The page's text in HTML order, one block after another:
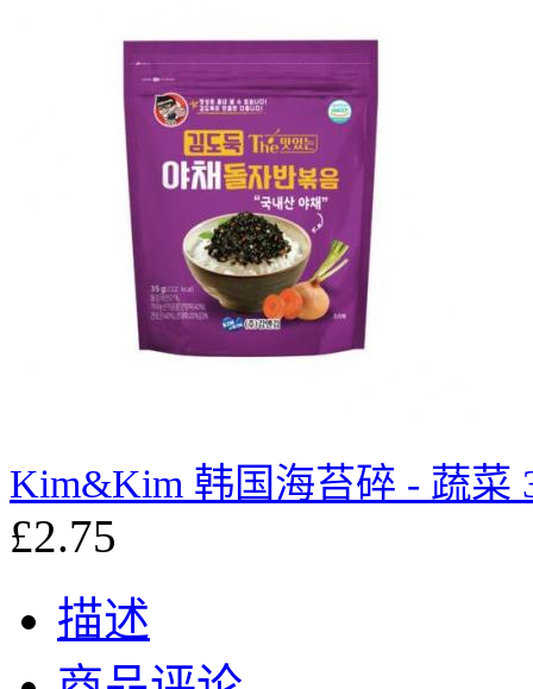
Kim&Kim 韩国海苔碎 - 蔬菜
£2.75
描述